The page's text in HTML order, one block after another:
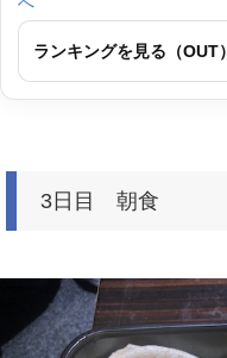
ランキングを見る（OUT）
3日目 朝食